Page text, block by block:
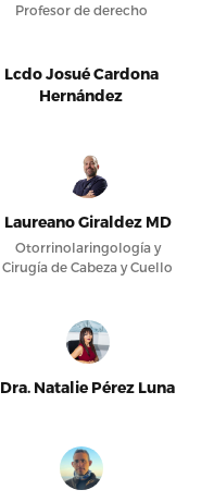
Profesor de derecho
Lcdo Josué Cardona
Hernández
Laureano Giraldez MD
Otorrinolaringología y
Cirugía de Cabeza y Cuello
Dra. Natalie Pérez Luna